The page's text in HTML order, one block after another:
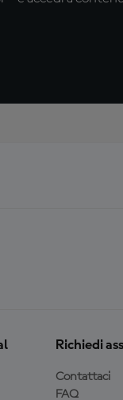
Richiedi
Contattaci
FAQ